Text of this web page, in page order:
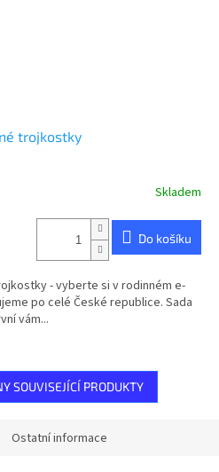
trojkostky
Skladem
Do košíku
- vyberte si v rodinném e-
po celé České republice. Sada
vám...
SOUVISEJÍCÍ PRODUKTY
Ostatní informace